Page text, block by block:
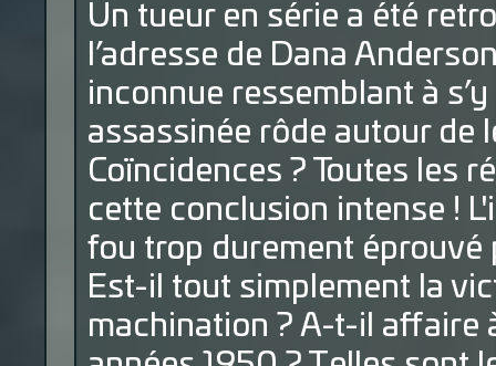
Un tueur en série a été
l’adresse de Dana
inconnue ressemblant à
assassinée rôde autour de
Coïncidences ? Toutes les
cette conclusion intense !
fou trop durement éprouvé
Est-il tout simplement la
machination ? A-t-il affaire